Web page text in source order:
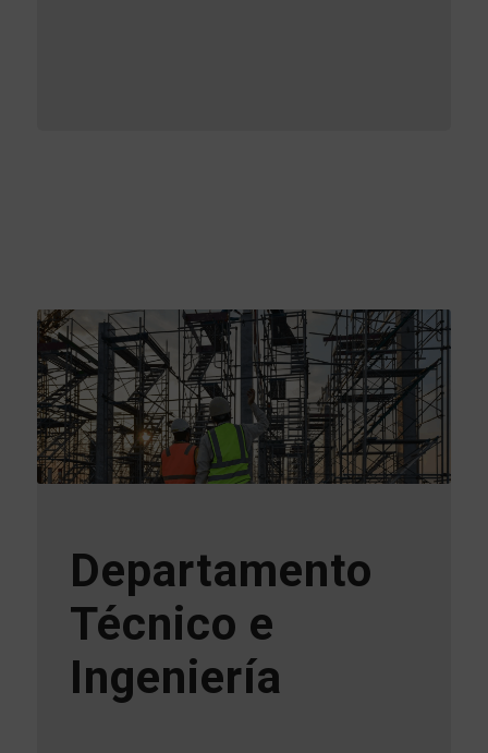
Departamento
Técnico e
Ingeniería